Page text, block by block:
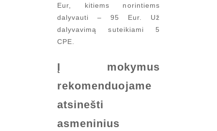
Eur, kitiems norintiems
dalyvauti – 95 Eur. Už
dalyvavimą suteikiami 5
CPE.
Į mokymus
rekomenduojame
atsinešti
asmeninius